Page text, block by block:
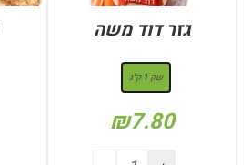
גזר דוד משה
שק 1 ק"ג
₪7.80